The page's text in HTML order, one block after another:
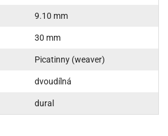
9.10 mm
30 mm
Picatinny (weaver)
dvoudílná
dural